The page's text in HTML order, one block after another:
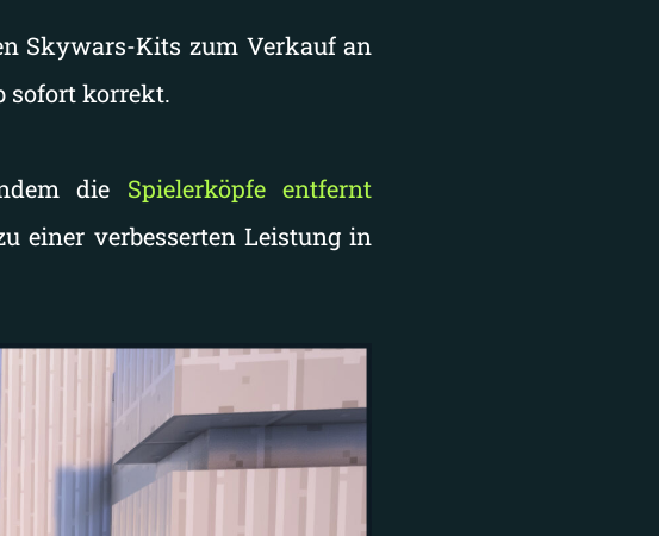
Skywars-Kits zum Verkauf an
sofort korrekt.
die Spielerköpfe entfernt
einer verbesserten Leistung in